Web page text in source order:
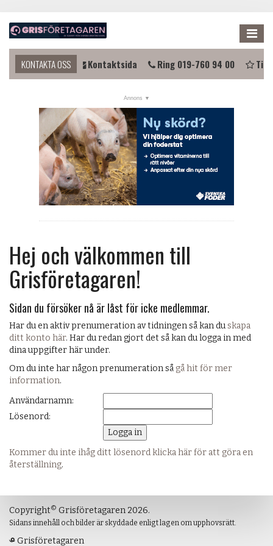
NYHETER
KALENDER
LÄNKAR
ANNONSERA
PRENUMERERA
OM OSS
KONTAKTA OSS
i kontakt? Kontaktsida Ring 019-760 94 00
Hej och välkommen till
Grisföretagaren!
Sidan du försöker nå är låst för icke medlemmar.
Har du en aktiv prenumeration av tidningen så kan duskapa
ditt konto här. Har du redan gjort det så kan du logga in med
dina uppgifter här under.
Om du inte har någon prenumeration så gå hit för mer
information.
Användarnamn:
Lösenord:
Kommer du inte ihåg ditt lösenord klicka här för att göra en
återställning.
Copyright© Grisföretagaren 2026.
Sidans innehåll och bilder är skyddade enligt lagen om upphovsrätt.
Grisföretagaren